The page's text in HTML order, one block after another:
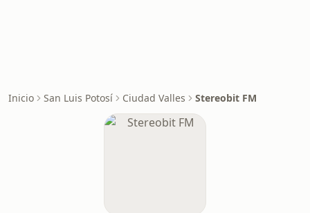
Inicio San Luis Potosí Ciudad Valles Stereobit FM